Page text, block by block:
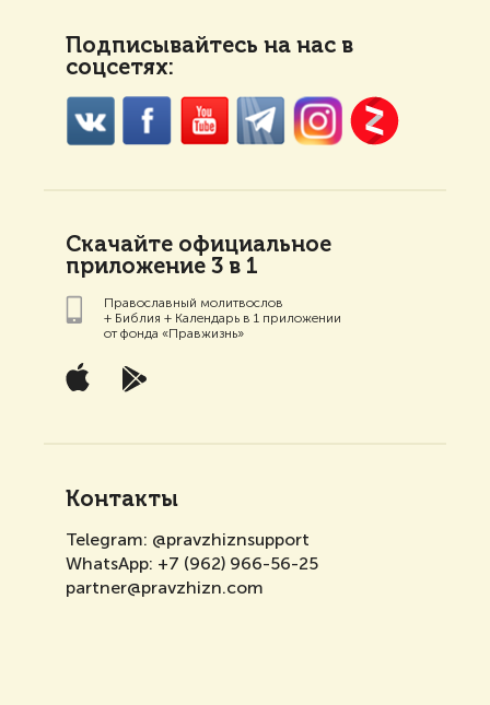
Подписывайтесь на нас в
соцсетях:
Скачайте официальное
приложение 3 в 1
Православный молитвослов
+ Библия + Календарь в 1 приложении
от фонда «Правжизнь»
Контакты
Telegram: @pravzhiznsupport
WhatsApp: +7 (962) 966-56-25
partner@pravzhizn.com